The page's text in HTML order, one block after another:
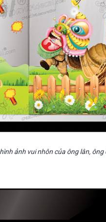
ảnh vui nhôn của ông lân,